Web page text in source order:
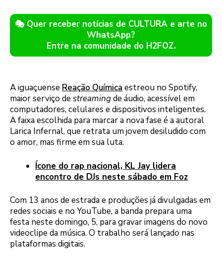
🎭 Quer receber notícias de CULTURA e arte no
WhatsApp?
Entre na comunidade do H2FOZ.
A iguaçuense Reação Química estreou no Spotify,
maior serviço de streamingde áudio, acessível em
computadores, celulares e dispositivos inteligentes.
A faixa escolhida para marcar a nova fase é a autoral
Larica Infernal, que retrata um jovem desiludido com
o amor, mas firme em sua luta.
Ícone do rap nacional, KL Jay lidera
encontro de DJs neste sábado em Foz
Com 13 anos de estrada e produções já divulgadas em
redes sociais e no YouTube, a banda prepara uma
festa neste domingo, 5, para gravar imagens do novo
videoclipe da música. O trabalho será lançado nas
plataformas digitais.